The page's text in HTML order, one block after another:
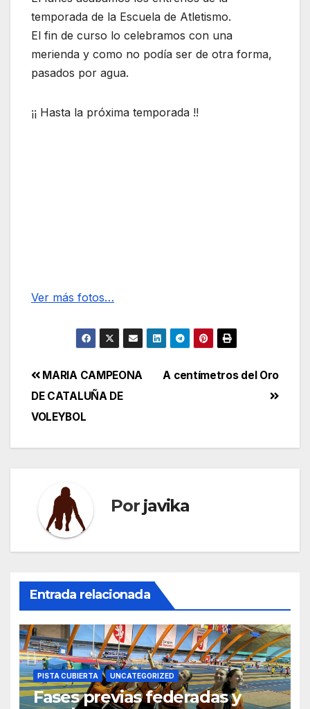
temporada de la Escuela de Atletismo.
El fin de curso lo celebramos con una
merienda y como no podía ser de otra forma,
pasados por agua.
¡¡ Hasta la próxima temporada !!
Ver más fotos…
Navegación
de
A centímetros del Oro
MARIA CAMPEONA
DE CATALUÑA DE
VOLEYBOL
Por javika
Entrada relacionada
PISTA CUBIERTA UNCATEGORIZED
Fases previas federadas y